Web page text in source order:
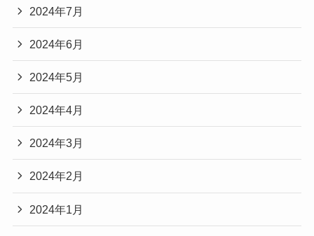
2024年7月
2024年6月
2024年5月
2024年4月
2024年3月
2024年2月
2024年1月